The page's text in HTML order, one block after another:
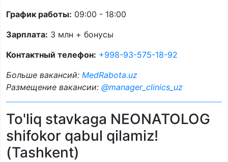
График работы: 09:00 - 18:00
Зарплата: 3 млн + бонусы
Контактный телефон: +998-93-575-18-92
Больше вакансий: MedRabota.uz
Размещение вакансии: @manager_clinics_uz
To'liq stavkaga NEONATOLOG
shifokor qabul qilamiz!
(Tashkent)